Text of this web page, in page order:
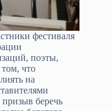
фестиваля
поэты,
что
на
призыв беречь